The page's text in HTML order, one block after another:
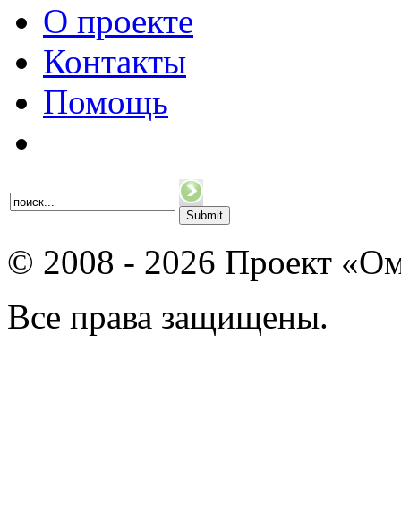
О проекте
Контакты
Помощь
© 2008 - 2026 Проект
Все права защищены.